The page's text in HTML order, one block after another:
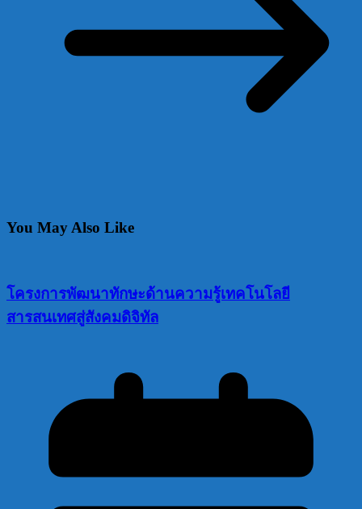
You May Also Like
โครงการพัฒนาทักษะด้านความรู้เทคโนโลยี
สารสนเทศสู่สังคมดิจิทัล